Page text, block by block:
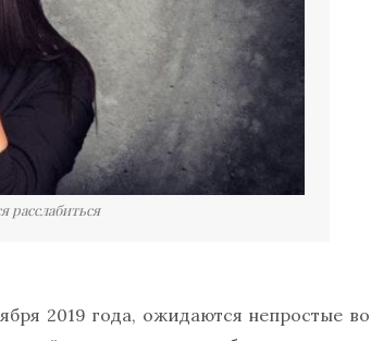
расслабиться
2019 года, ожидаются непростые во